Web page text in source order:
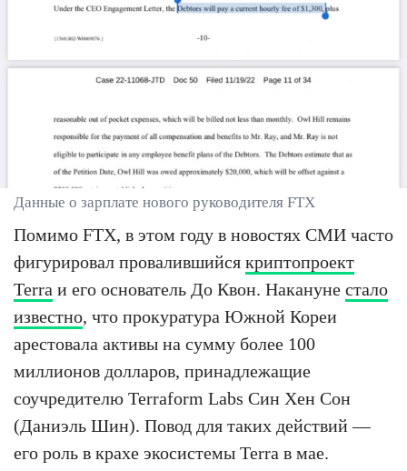
Данные о зарплате нового руководителя FTX
Помимо FTX, в этом году в новостях СМИ часто
фигурировал провалившийся криптопроект
Terra и его основатель До Квон. Накануне стало
известно, что прокуратура Южной Кореи
арестовала активы на сумму более 100
миллионов долларов, принадлежащие
соучредителю Terraform Labs Син Хен Сон
(Даниэль Шин). Повод для таких действий —
его роль в крахе экосистемы Terra в мае.